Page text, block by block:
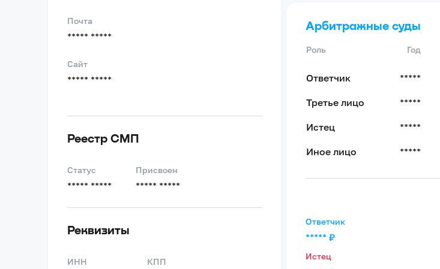
Почта
***** *****
Сайт
***** *****
Реестр СМП
Статус
***** *****
Присвоен
***** *****
Реквизиты
ИНН КПП
Арбитражные суды
Роль Год
Ответчик *****
Третье лицо *****
Истец *****
Иное лицо *****
Ответчик
***** ₽
Истец